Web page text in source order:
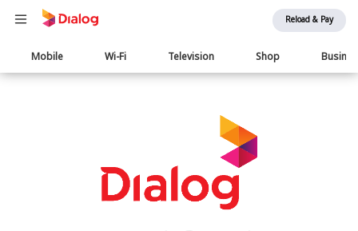
Reload & Pay
Main
navigation
Mobile Wi-Fi Television Shop